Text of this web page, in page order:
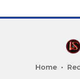
Home